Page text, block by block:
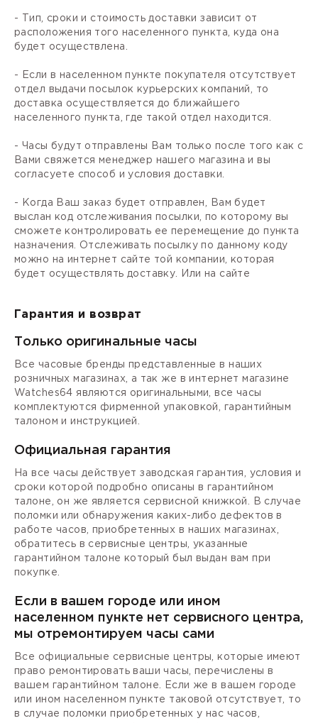
- Тип, сроки и стоимость доставки зависит от
расположения того населенного пункта, куда она
будет осуществлена.
- Если в населенном пункте покупателя отсутствует
отдел выдачи посылок курьерских компаний, то
доставка осуществляется до ближайшего
населенного пункта, где такой отдел находится.
- Часы будут отправлены Вам только после того как с
Вами свяжется менеджер нашего магазина и вы
согласуете способ и условия доставки.
- Когда Ваш заказ будет отправлен, Вам будет
выслан код отслеживания посылки, по которому вы
сможете контролировать ее перемещение до пункта
назначения. Отслеживать посылку по данному коду
можно на интернет сайте той компании, которая
будет осуществлять доставку. Или на сайте
Гарантия и возврат
Только оригинальные часы
Все часовые бренды представленные в наших
розничных магазинах, а так же в интернет магазине
Watches64 являются оригинальными, все часы
комплектуются фирменной упаковкой, гарантийным
талоном и инструкцией.
Официальная гарантия
На все часы действует заводская гарантия, условия и
сроки которой подробно описаны в гарантийном
талоне, он же является сервисной книжкой. В случае
поломки или обнаружения каких-либо дефектов в
работе часов, приобретенных в наших магазинах,
обратитесь в сервисные центры, указанные
гарантийном талоне который был выдан вам при
покупке.
Если в вашем городе или ином
населенном пункте нет сервисного центра,
мы отремонтируем часы сами
Все официальные сервисные центры, которые имеют
право ремонтировать ваши часы, перечислены в
вашем гарантийном талоне. Если же в вашем городе
или ином населенном пункте таковой отсутствует, то
в случае поломки приобретенных у нас часов,